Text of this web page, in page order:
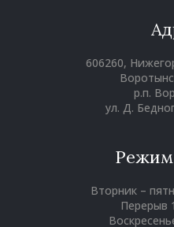
606260,
р.п.
ул. Д.
Режим
Вторник –
Перерыв